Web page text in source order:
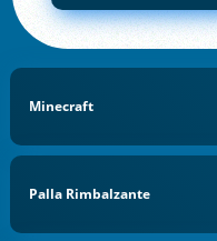
Minecraft
Palla Rimbalzante